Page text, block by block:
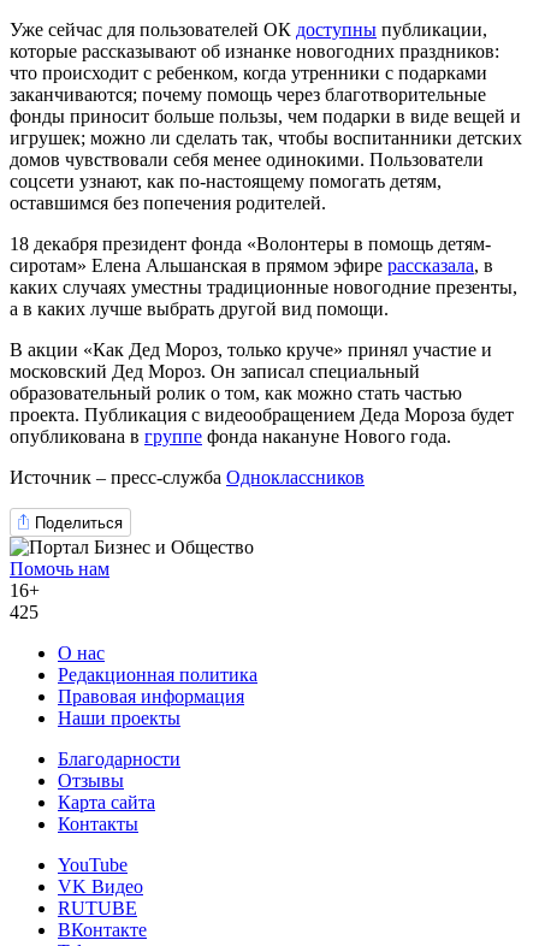
Уже сейчас для пользователей ОК доступны публикации,
которые рассказывают об изнанке новогодних праздников:
что происходит с ребенком, когда утренники с подарками
заканчиваются; почему помощь через благотворительные
фонды приносит больше пользы, чем подарки в виде вещей и
игрушек; можно ли сделать так, чтобы воспитанники детских
домов чувствовали себя менее одинокими. Пользователи
соцсети узнают, как по-настоящему помогать детям,
оставшимся без попечения родителей.
18 декабря президент фонда «Волонтеры в помощь детям-
сиротам» Елена Альшанская в прямом эфире рассказала, в
каких случаях уместны традиционные новогодние презенты,
а в каких лучше выбрать другой вид помощи.
В акции «Как Дед Мороз, только круче» принял участие и
московский Дед Мороз. Он записал специальный
образовательный ролик о том, как можно стать частью
проекта. Публикация с видеообращением Деда Мороза будет
опубликована в группе фонда накануне Нового года.
Источник – пресс-служба Одноклассников
Поделиться
Помочь нам
16+
425
О нас
Редакционная политика
Правовая информация
Наши проекты
Благодарности
Отзывы
Карта сайта
Контакты
YouTube
VK Видео
RUTUBE
ВКонтакте